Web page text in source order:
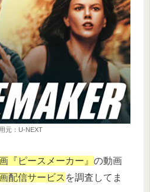
元：U-NEXT
『ピースメーカー』 の動画
配信サービス を調査してま